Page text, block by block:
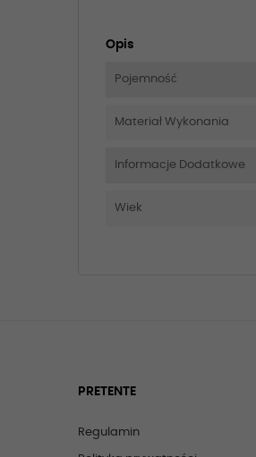
Opis
Pojemność
Materiał Wykonania
Informacje Dodatkowe
Wiek
PRETENTE
Regulamin